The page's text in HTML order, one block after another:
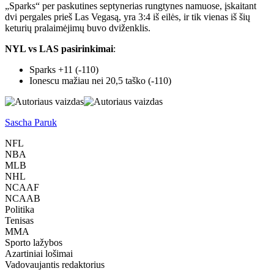
„Sparks“ per paskutines septynerias rungtynes ​​namuose, įskaitant
dvi pergales prieš Las Vegasą, yra 3:4 iš eilės, ir tik vienas iš šių
keturių pralaimėjimų buvo dviženklis.
NYL vs LAS pasirinkimai:
Sparks +11 (-110)
Ionescu mažiau nei 20,5 taško (-110)
Sascha Paruk
NFL
NBA
MLB
NHL
NCAAF
NCAAB
Politika
Tenisas
MMA
Sporto lažybos
Azartiniai lošimai
Vadovaujantis redaktorius